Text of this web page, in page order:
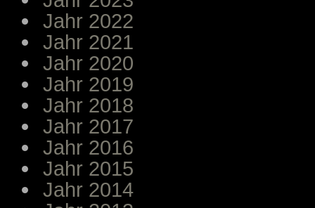
Jahr 2022
Jahr 2021
Jahr 2020
Jahr 2019
Jahr 2018
Jahr 2017
Jahr 2016
Jahr 2015
Jahr 2014